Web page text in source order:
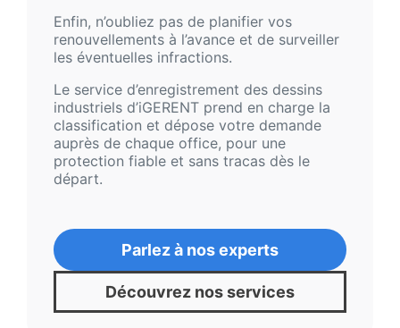
Enfin, n’oubliez pas de planifier vos
renouvellements à l’avance et de surveiller
les éventuelles infractions.
Le service d’enregistrement des dessins
industriels d’iGERENT prend en charge la
classification et dépose votre demande
auprès de chaque office, pour une
protection fiable et sans tracas dès le
départ.
Parlez à nos experts
Découvrez nos services